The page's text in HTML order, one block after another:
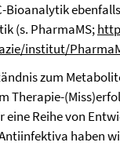
Bioanalytik
(s. PharmaMS;
institut/
zum
Therapie-
eine Reihe von
haben